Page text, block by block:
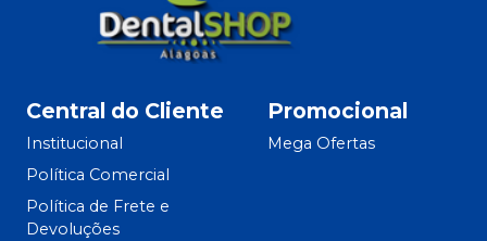
Central do Cliente
Institucional
Política Comercial
Política de Frete e
Devoluções
Promocional
Mega Ofertas